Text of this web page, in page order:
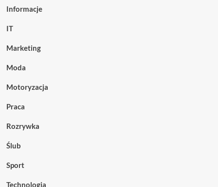
Informacje
IT
Marketing
Moda
Motoryzacja
Praca
Rozrywka
Ślub
Sport
Technologia